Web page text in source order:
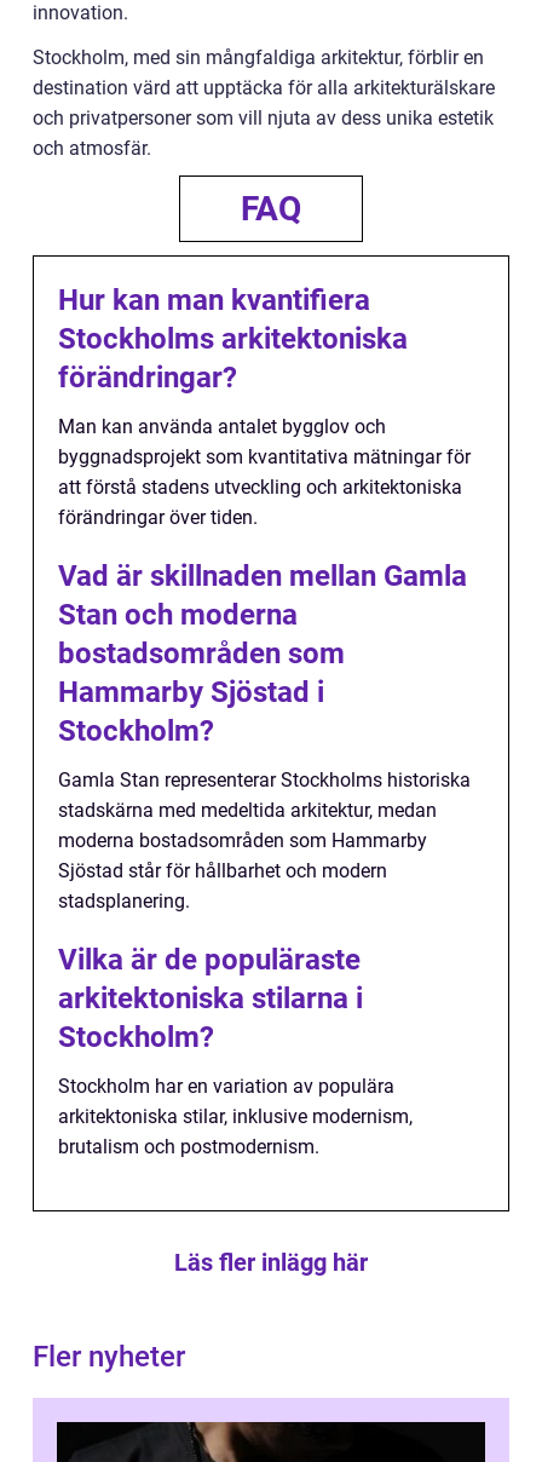
innovation.
Stockholm, med sin mångfaldiga arkitektur, förblir en
destination värd att upptäcka för alla arkitekturälskare
och privatpersoner som vill njuta av dess unika estetik
och atmosfär.
FAQ
Hur kan man kvantifiera
Stockholms arkitektoniska
förändringar?
Man kan använda antalet bygglov och
byggnadsprojekt som kvantitativa mätningar för
att förstå stadens utveckling och arkitektoniska
förändringar över tiden.
Vad är skillnaden mellan Gamla
Stan och moderna
bostadsområden som
Hammarby Sjöstad i
Stockholm?
Gamla Stan representerar Stockholms historiska
stadskärna med medeltida arkitektur, medan
moderna bostadsområden som Hammarby
Sjöstad står för hållbarhet och modern
stadsplanering.
Vilka är de populäraste
arkitektoniska stilarna i
Stockholm?
Stockholm har en variation av populära
arkitektoniska stilar, inklusive modernism,
brutalism och postmodernism.
Läs fler inlägg här
Fler nyheter